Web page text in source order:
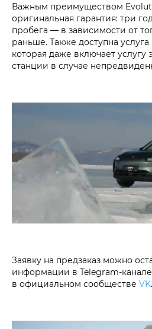
Важным преимуществом Evolute
оригинальная гарантия: три
пробега — в зависимости от
раньше. Также доступна
которая даже включает услугу
станции в случае
Заявку на предзаказ можно
информации в Telegram-канале
в официальном сообществе VK.